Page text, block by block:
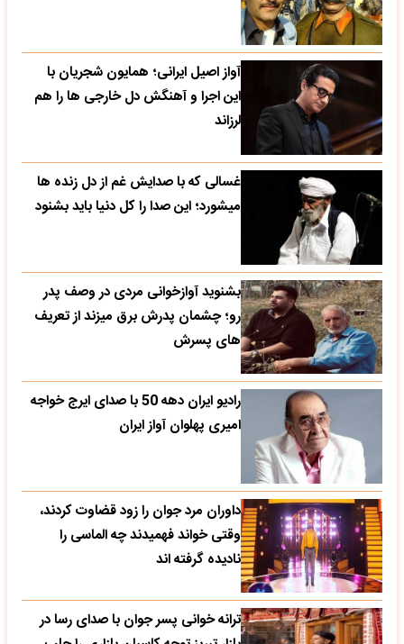
آواز اصیل ایرانی؛ همایون شجریان با
این اجرا و آهنگش دل خارجی ها را هم
لرزاند
غسالی که با صدایش غم از دل زنده ها
میشورد؛ این صدا را کل دنیا باید بشنود
بشنوید آوازخوانی مردی در وصف پدر
رو؛ چشمان پدرش برق میزند از تعریف
های پسرش
رادیو ایران دهه 50 با صدای ایرج خواجه
امیری پهلوان آواز ایران
داوران مرد جوان را زود قضاوت کردند،
وقتی خواند فهمیدند چه الماسی را
نادیده گرفته اند
ترانه خوانی پسر جوان با صدای رسا در